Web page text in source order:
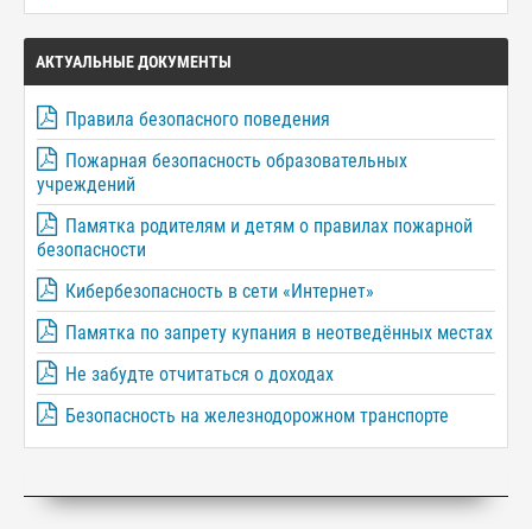
АКТУАЛЬНЫЕ ДОКУМЕНТЫ
Правила безопасного поведения
Пожарная безопасность образовательных
учреждений
Памятка родителям и детям о правилах пожарной
безопасности
Кибербезопасность в сети «Интернет»
Памятка по запрету купания в неотведённых местах
Не забудте отчитаться о доходах
Безопасность на железнодорожном транспорте